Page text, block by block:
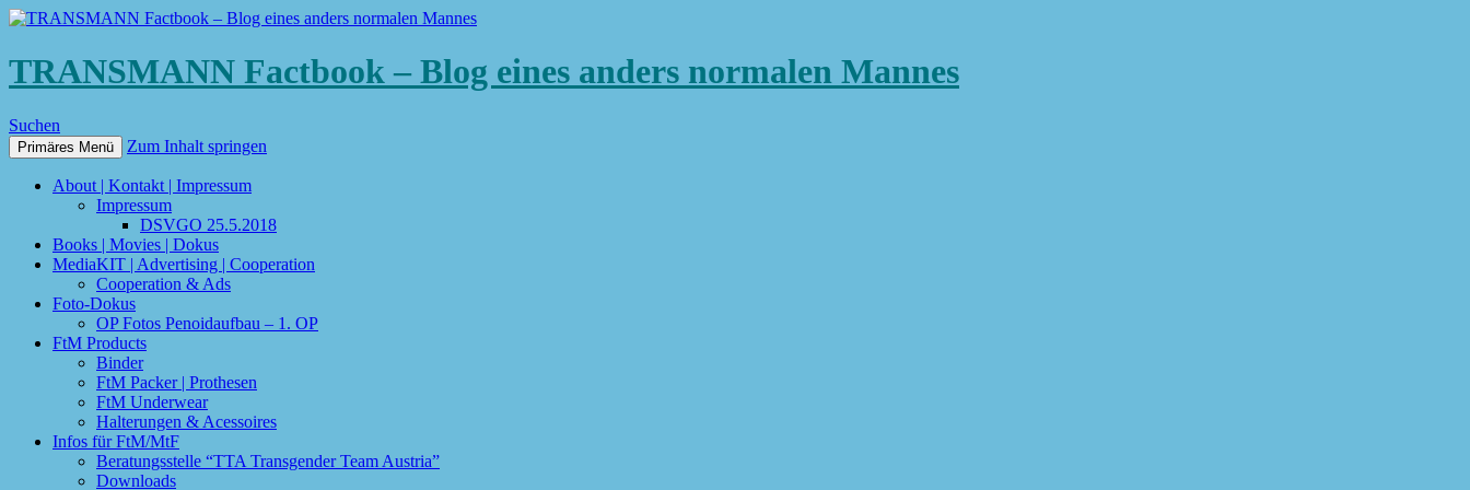
TRANSMANN Factbook – Blog eines anders normalen Mannes
Suchen
Primäres Menü Zum Inhalt springen
About | Kontakt | Impressum
Impressum
DSVGO 25.5.2018
Books | Movies | Dokus
MediaKIT | Advertising | Cooperation
Cooperation & Ads
Foto-Dokus
OP Fotos Penoidaufbau – 1. OP
FtM Products
Binder
FtM Packer | Prothesen
FtM Underwear
Halterungen & Acessoires
Infos für FtM/MtF
Beratungsstelle “TTA Transgender Team Austria”
Downloads